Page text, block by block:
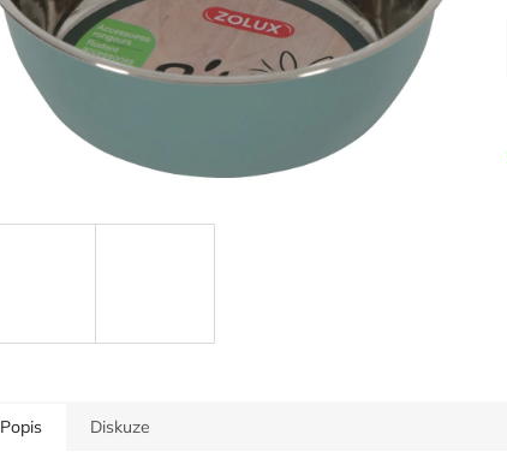
Popis Diskuze